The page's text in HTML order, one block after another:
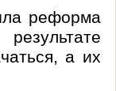
реформа
а их